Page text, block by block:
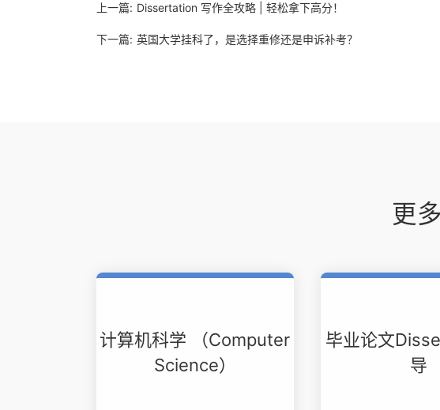
上一篇: Dissertation 写作全攻略 | 轻松拿下高分！
下一篇: 英国大学挂科了，是选择重修还是申诉补考？
更
计算机科学 （Computer
Science）
毕业论文
导